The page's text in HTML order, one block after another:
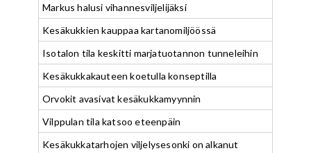
Markus halusi vihannesviljelijäksi
Kesäkukkien kauppaa kartanomiljöössä
Isotalon tila keskitti marjatuotannon tunneleihin
Kesäkukkakauteen koetulla konseptilla
Orvokit avasivat kesäkukkamyynnin
Vilppulan tila katsoo eteenpäin
Kesäkukkatarhojen viljelysesonki on alkanut